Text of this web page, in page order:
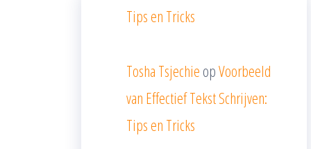
Tips en Tricks
Tosha Tsjechie opVoorbeeld
van Effectief Tekst Schrijven:
Tips en Tricks